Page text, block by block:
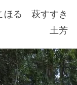
ほる 萩すすき